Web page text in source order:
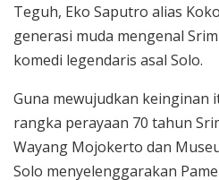
Teguh, Eko Saputro alias
generasi muda mengenal
komedi legendaris asal Solo.
Guna mewujudkan keinginan
rangka perayaan 70 tahun
Wayang Mojokerto dan
Solo menyelenggarakan